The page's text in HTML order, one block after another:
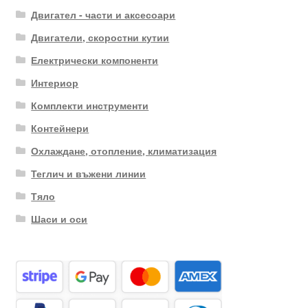
Двигател - части и аксесоари
Двигатели, скоростни кутии
Електрически компоненти
Интериор
Комплекти инструменти
Контейнери
Охлаждане, отопление, климатизация
Теглич и въжени линии
Тяло
Шаси и оси